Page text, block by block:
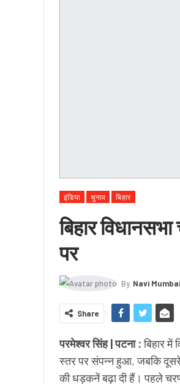
इंडिया चुनाव बिहार
बिहार
पर
By Navi Mumbai
Share
परमेश्वर सिंह | पटना :बिहार में
स्तर पर संपन्न हुआ, जबकि दूसरे
की धड़कनें बढ़ा दी हैं। पहले